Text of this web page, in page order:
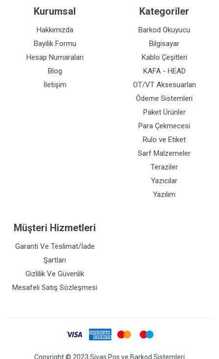
Kurumsal
Hakkımızda
Bayilik Formu
Hesap Numaraları
Blog
İletişim
Kategoriler
Barkod Okuyucu
Bilgisayar
Kablo Çeşitleri
KAFA - HEAD
OT/VT Aksesuarları
Ödeme Sistemleri
Paket Ürünler
Para Çekmecesi
Rulo ve Etiket
Sarf Malzemeler
Teraziler
Yazıcılar
Yazılım
Müşteri Hizmetleri
Garanti Ve Teslimat/İade
Şartları
Gizlilik Ve Güvenlik
Mesafeli Satış Sözleşmesi
Copyright © 2023 Sivas Pos ve Barkod Sistemleri